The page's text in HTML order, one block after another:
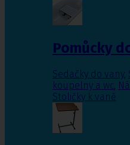
Pomůcky
Sedačky do vany,
koupelny a wc,
Stoličky k vaně